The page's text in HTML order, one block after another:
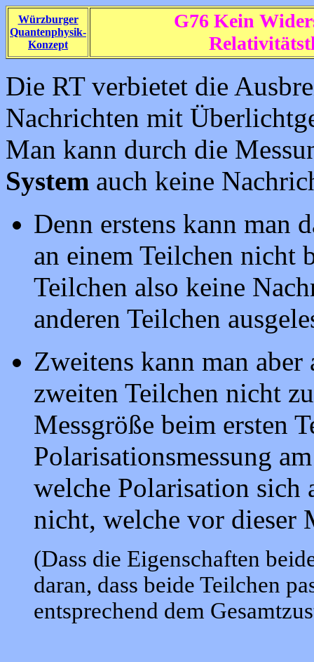
Würzburger
Quantenphysik-
Konzept
G76 Kein
Die RT verbietet die
Nachrichten mit
Man kann durch die
System auch keine
Denn erstens kann man
an einem Teilchen nicht
Teilchen also keine
anderen Teilchen
Zweitens kann man aber
zweiten Teilchen nicht
Messgröße beim ersten
Polarisationsmessung
welche Polarisation sich
nicht, welche vor dieser
(Dass die Eigenschaften
daran, dass beide Teilchen
entsprechend dem